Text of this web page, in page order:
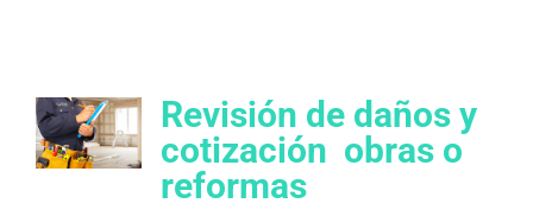
Revisión de daños y
cotización  obras o
reformas